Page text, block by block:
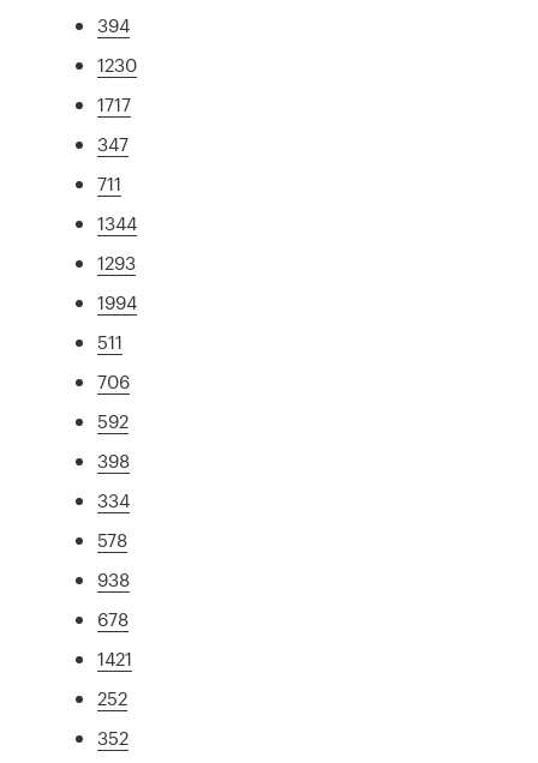
394
1230
1717
347
711
1344
1293
1994
511
706
592
398
334
578
938
678
1421
252
352